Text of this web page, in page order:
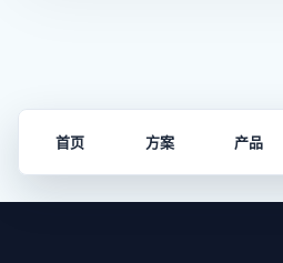
首页 方案 产品